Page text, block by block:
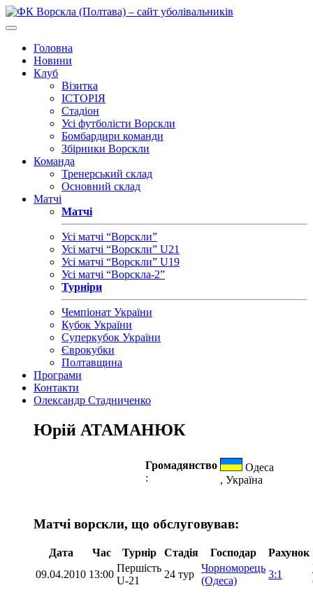
Головна
Новини
Клуб
Візитка
ІСТОРІЯ
Стадіон
Усі футболісти Ворскли
Бомбардири команди
Збірники Ворскли
Команда
Тренерський склад
Основний склад
Матчі
Матчі
Усі матчі “Ворскли”
Усі матчі “Ворскли” U21
Усі матчі “Ворскли” U19
Усі матчі “Ворскла-2”
Турніри
Чемпіонат України
Кубок України
Суперкубок України
Єврокубки
Полтавщина
Програми
Контакти
Олександр Стадниченко
Юрій АТАМАНЮК
Громадянство
:
Одеса
, Україна
Матчі ворскли, що обслуговував:
Дата Час Турнір Стадія Господар
Рахунок
09.04.2010 13:00
Першість
U-21
24 тур
Чорноморець
(Одеса)
3:1